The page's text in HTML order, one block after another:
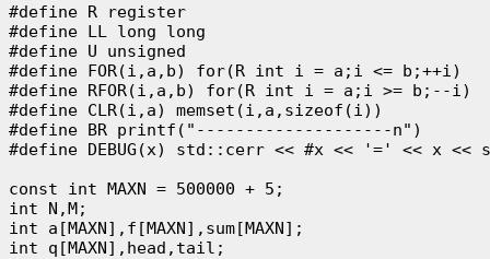
#define R register
#define LL long long
#define U unsigned
#define FOR(i,a,b) for(R int i = a;i <= b;++i)
#define RFOR(i,a,b) for(R int i = a;i >= b;--i)
#define CLR(i,a) memset(i,a,sizeof(i))
#define BR printf("--------------------n")
#define DEBUG(x) std::cerr << #x << '=' << x <<
const int MAXN = 500000 + 5;
int N,M;
int a[MAXN],f[MAXN],sum[MAXN];
int q[MAXN],head,tail;